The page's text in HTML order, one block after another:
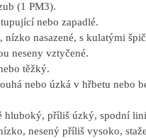
(1 PM3).
nebo zapadlé.
nízko nasazené, s kulatými
neseny vztyčené.
těžký.
nebo úzká v hřbetu nebo
hluboký, příliš úzký, spodní
nesený příliš vysoko,